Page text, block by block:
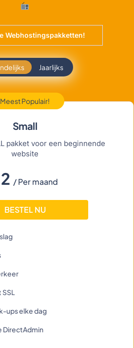
Webhostingspakketten!
Jaarlijks
Meest Populair!
Small
pakket voor een beginnende
website
/ Per maand
BESTEL NU
ups elke dag
DirectAdmin